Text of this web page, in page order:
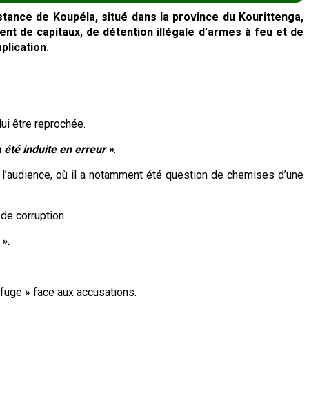
de Koupéla, situé dans la province du Kourittenga,
de capitaux, de détention illégale d’armes à feu et de
être reprochée.
été induite en erreur ».
où il a notamment été question de chemises d’une
corruption.
» face aux accusations.